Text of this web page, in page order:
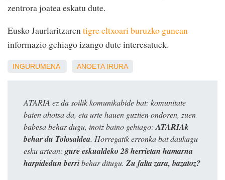
zentrora joatea eskatu dute.
Eusko Jaurlaritzarentigre eltxoari buruzko gunean
informazio gehiago izango dute interesatuek.
INGURUMENA ANOETA IRURA
ATARIA ez da soilik komunikabide bat: komunitate
baten ahotsa da, eta urte hauen guztien ondoren, zuen
babesa behar dugu, inoiz baino gehiago: ATARIAk
behar du Tolosaldea. Horregatik erronka bat daukagu
esku artean: gure eskualdeko 28 herrietan hamarna
harpidedun berribehar ditugu. Zu falta zara, bazatoz?